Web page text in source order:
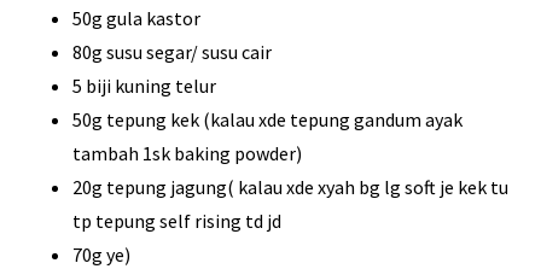
50g gula kastor
80g susu segar/ susu cair
5 biji kuning telur
50g tepung kek (kalau xde tepung gandum ayak
tambah 1sk baking powder)
20g tepung jagung( kalau xde xyah bg lg soft je kek tu
tp tepung self rising td jd
70g ye)